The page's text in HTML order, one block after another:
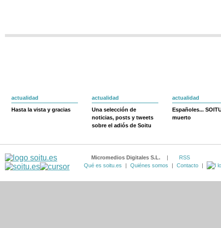
actualidad
Hasta la vista y gracias
actualidad
Una selección de
noticias, posts y tweets
sobre el adiós de Soitu
actualidad
Españoles...
muerto
Micromedios Digitales S.L. |
RSS
Qué es soitu.es
| Quiénes somos | Contacto |